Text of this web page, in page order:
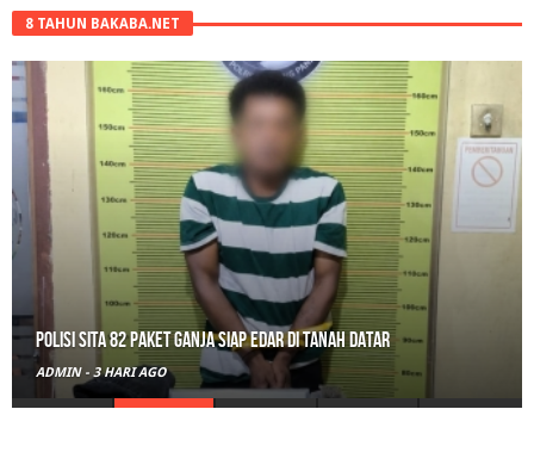
8 TAHUN BAKABA.NET
Polisi Sita 82 Paket Ganja Siap Edar di Tanah Datar
ADMIN - 3 HARI AGO